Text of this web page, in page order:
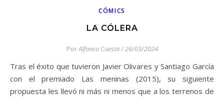
CÓMICS
LA CÓLERA
PorAlfonso Cuesta/26/03/2024
Tras el éxito que tuvieron Javier Olivares y Santiago García
con el premiado Las meninas (2015), su siguiente
propuesta les llevó ni más ni menos que a los terrenos de